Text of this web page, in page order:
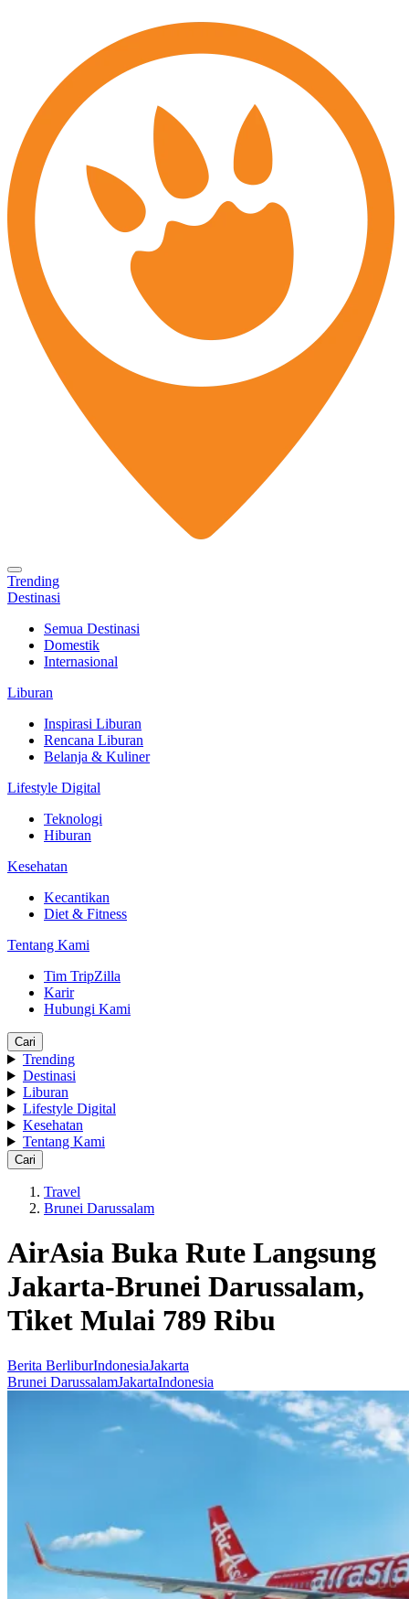
Trending
Destinasi
Semua Destinasi
Domestik
Internasional
Liburan
Inspirasi Liburan
Rencana Liburan
Belanja & Kuliner
Lifestyle Digital
Teknologi
Hiburan
Kesehatan
Kecantikan
Diet & Fitness
Tentang Kami
Tim TripZilla
Karir
Hubungi Kami
Cari
Trending
Destinasi
Liburan
Lifestyle Digital
Kesehatan
Tentang Kami
Cari
Travel
Brunei Darussalam
AirAsia Buka Rute Langsung
Jakarta-Brunei Darussalam,
Tiket Mulai 789 Ribu
Berita BerliburIndonesiaJakarta
Brunei DarussalamJakartaIndonesia